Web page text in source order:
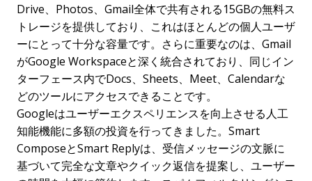
Drive、Photos、Gmail全体で共有される15GBの無料ス
トレージを提供しており、これはほとんどの個人ユーザ
ーにとって十分な容量です。さらに重要なのは、Gmail
がGoogle Workspaceと深く統合されており、同じイン
ターフェース内でDocs、Sheets、Meet、Calendarな
どのツールにアクセスできることです。
Googleはユーザーエクスペリエンスを向上させる人工
知能機能に多額の投資を行ってきました。Smart
ComposeとSmart Replyは、受信メッセージの文脈に
基づいて完全な文章やクイック返信を提案し、ユーザー